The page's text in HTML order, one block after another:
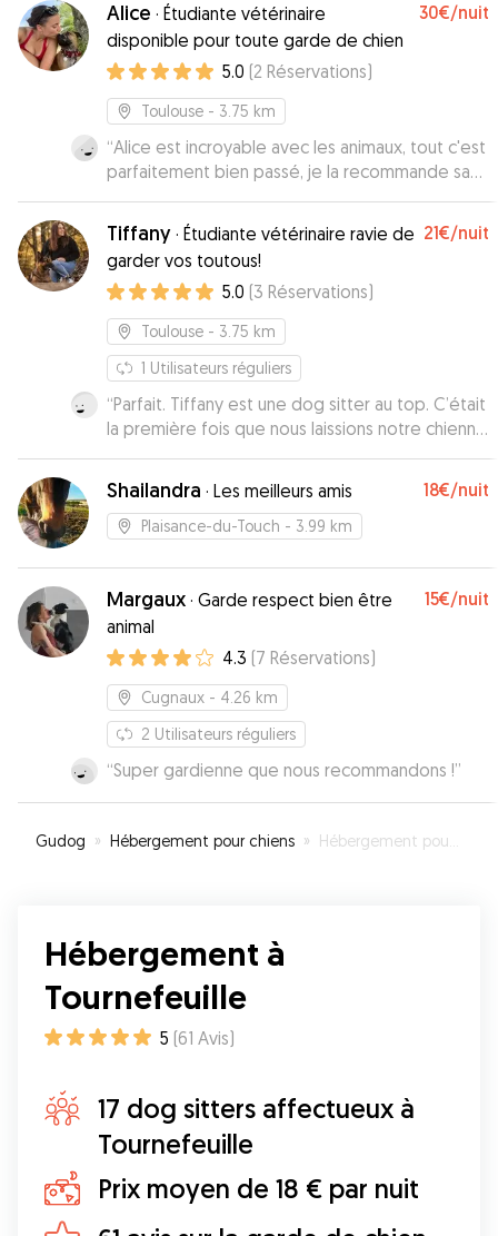
Alice · Étudiante vétérinaire
disponible pour toute garde de chien
30€/nuit
5.0 (2 Réservations)
Toulouse - 3.75 km
“Alice est incroyable avec les animaux, tout c'est
parfaitement bien passé, je la recommande sans
hésiter”
Tiffany · Étudiante vétérinaire ravie de
garder vos toutous!
21€/nuit
5.0 (3 Réservations)
Toulouse - 3.75 km
1 Utilisateurs réguliers
“Parfait. Tiffany est une dog sitter au top. C’était
la première fois que nous laissions notre chienne
et elle a su nous rassurer. Elle nous tenait
régulièrement informée par des photos ou des
messages. Bcp de balades au programme, bcp
d’amour et de patouilles aussi. Bref, nous
Shailandra · Les meilleurs amis 18€/nuit
Plaisance-du-Touch - 3.99 km
Margaux · Garde respect bien être
animal
15€/nuit
4.3 (7 Réservations)
Cugnaux - 4.26 km
2 Utilisateurs réguliers
“Super gardienne que nous recommandons !”
Gudog » Hébergement pour chiens » Hébergement pour votre chien à Tournefeuille
Hébergement à
Tournefeuille
5 (61 Avis)
17 dog sitters affectueux à
Tournefeuille
Prix moyen de 18 € par nuit